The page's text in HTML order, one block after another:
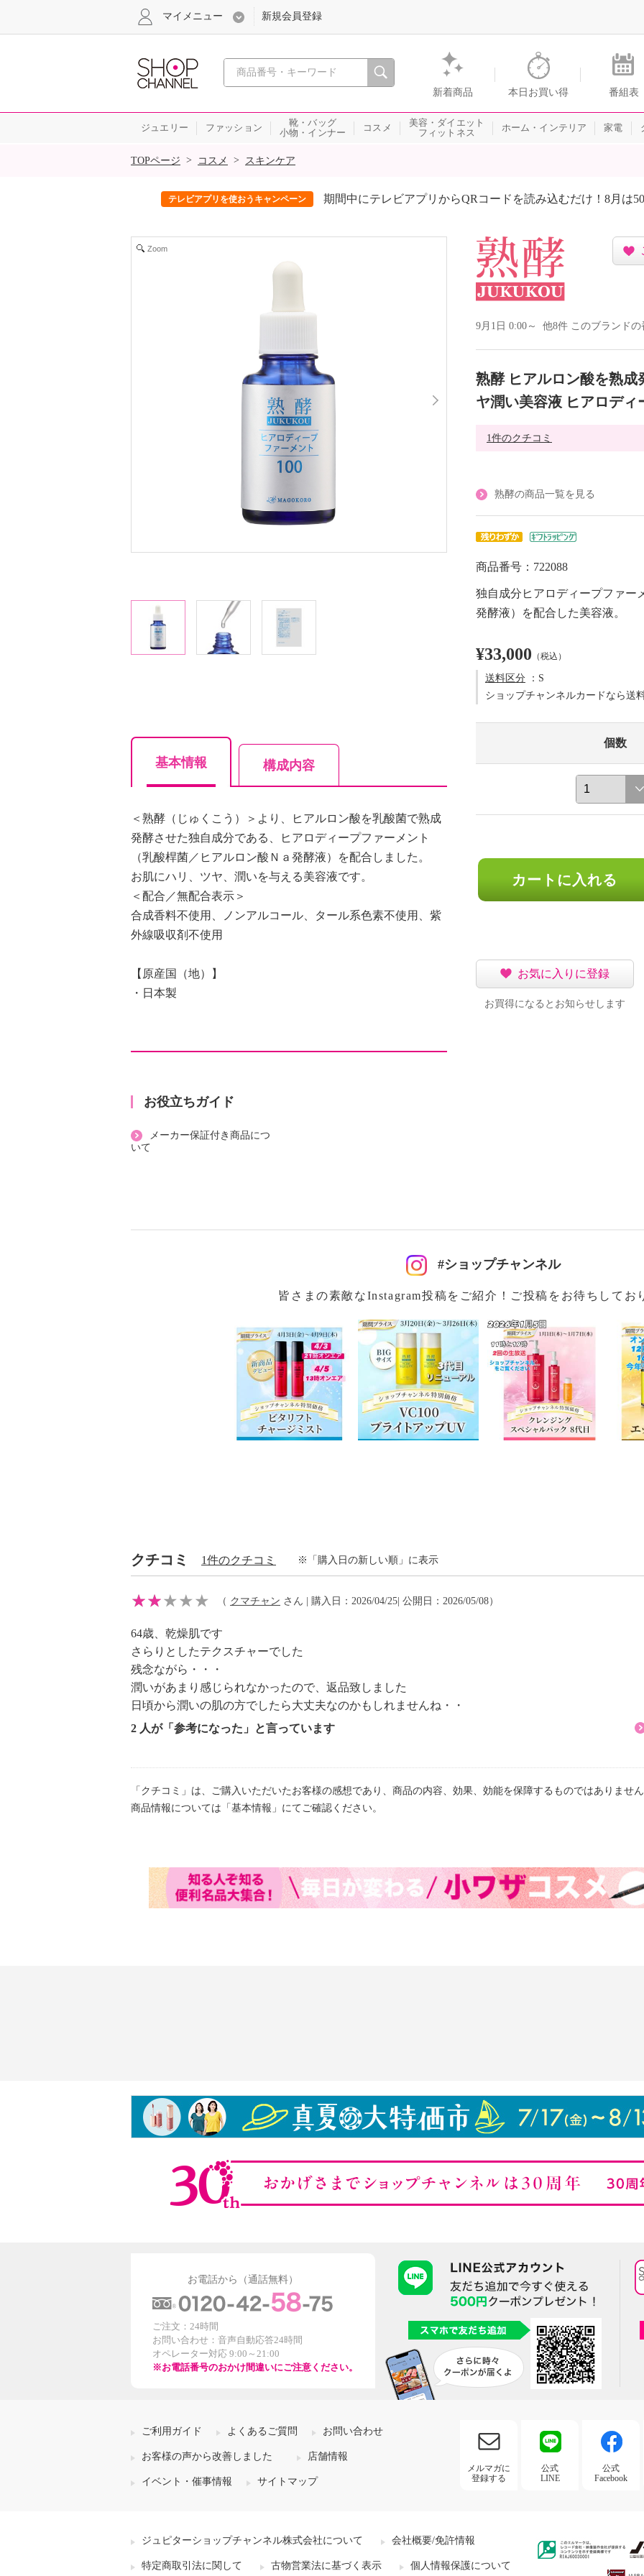
心おどる、瞬間を。通販・テレビショッピングのショップチャンネル
新着商品 本日お買い得 番組表
マイメニュー 新規会員登録
ジュエリー ファッション
靴・バッグ
小物・インナー
コスメ
美容・ダイエット
フィットネス
ホーム・インテリア 家電
SALE
TOPページ > コスメ > スキンケア
テレビアプリを使おうキャンペーン 期間中にテレビアプリからQRコードを読み込むだけ！8月は
Zoom
基本情報 構成内容
＜熟酵（じゅくこう）＞より、ヒアルロン酸を乳酸菌で熟成
発酵させた独自成分である、ヒアロディープファーメント
（乳酸桿菌／ヒアルロン酸Ｎａ発酵液）を配合しました。
お肌にハリ、ツヤ、潤いを与える美容液です。
＜配合／無配合表示＞
合成香料不使用、ノンアルコール、タール系色素不使用、紫
外線吸収剤不使用
【原産国（地）】
・日本製
お役立ちガイド
メーカー保証付き商品につ
いて
9月1日 0:00～ 他8件 このブランド
熟酵 ヒアルロン酸を熟成
ヤ潤い美容液 ヒアロディ
1件のクチコミ
熟酵の商品一覧を見る
商品番号：722088
独自成分ヒアロディープファー
発酵液）を配合した美容液。
¥33,000 （税込）
送料区分 ：S
ショップチャンネルカードなら送
個数
カートに入れる
お気に入りに登録
お買得になるとお知らせします
#ショップチャンネル
皆さまの素敵なInstagram投稿をご紹介！ご投稿をお待ちしてお
クチコミ 1件のクチコミ ※「購入日の新しい順」に表示
（ クマチャン さん | 購入日：2026/04/25| 公開日：2026/05/08）
64歳、乾燥肌です
さらりとしたテクスチャーでした
残念ながら・・・
潤いがあまり感じられなかったので、返品致しました
日頃から潤いの肌の方でしたら大丈夫なのかもしれませんね・・
2 人が「参考になった」と言っています
「クチコミ」は、ご購入いただいたお客様の感想であり、商品の内容、効果、効能を保障するものではありません
商品情報については「基本情報」にてご確認ください。
お電話から（通話無料）
ご注文：24時間
お問い合わせ：音声自動応答24時間
オペレーター対応 9:00～21:00
※お電話番号のおかけ間違いにご注意ください。
ご利用ガイド よくあるご質問 お問い合わせ
お客様の声から改善しました 店舗情報
イベント・催事情報 サイトマップ
メルマガに
登録する
公式
LINE
公式
Facebook
ジュピターショップチャンネル株式会社について 会社概要/免許情報
特定商取引法に関して 古物営業法に基づく表示 個人情報保護について